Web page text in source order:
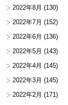
2022年8月 (130)
2022年7月 (152)
2022年6月 (136)
2022年5月 (143)
2022年4月 (145)
2022年3月 (145)
2022年2月 (171)